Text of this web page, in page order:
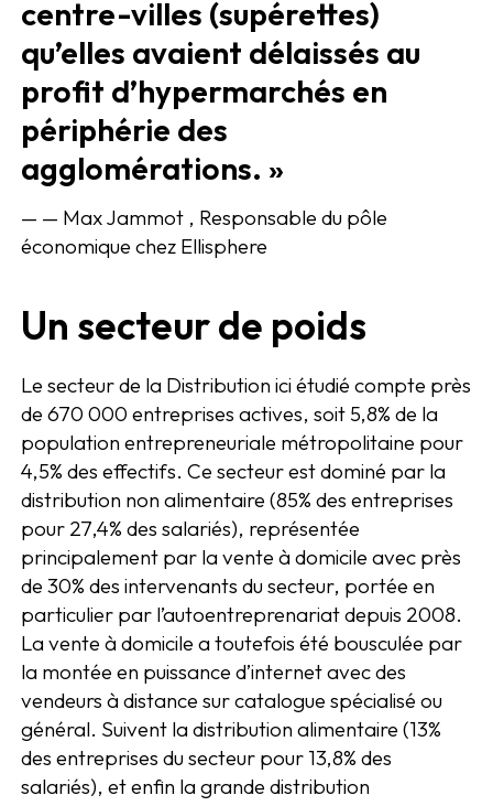
centre-villes (supérettes)
qu’elles avaient délaissés au
profit d’hypermarchés en
périphérie des
agglomérations. »
— — Max Jammot , Responsable du pôle
économique chez Ellisphere
Un secteur de poids
Le secteur de la Distribution ici étudié compte près
de 670 000 entreprises actives, soit 5,8% de la
population entrepreneuriale métropolitaine pour
4,5% des effectifs. Ce secteur est dominé par la
distribution non alimentaire (85% des entreprises
pour 27,4% des salariés), représentée
principalement par la vente à domicile avec près
de 30% des intervenants du secteur, portée en
particulier par l’autoentreprenariat depuis 2008.
La vente à domicile a toutefois été bousculée par
la montée en puissance d’internet avec des
vendeurs à distance sur catalogue spécialisé ou
général. Suivent la distribution alimentaire (13%
des entreprises du secteur pour 13,8% des
salariés), et enfin la grande distribution